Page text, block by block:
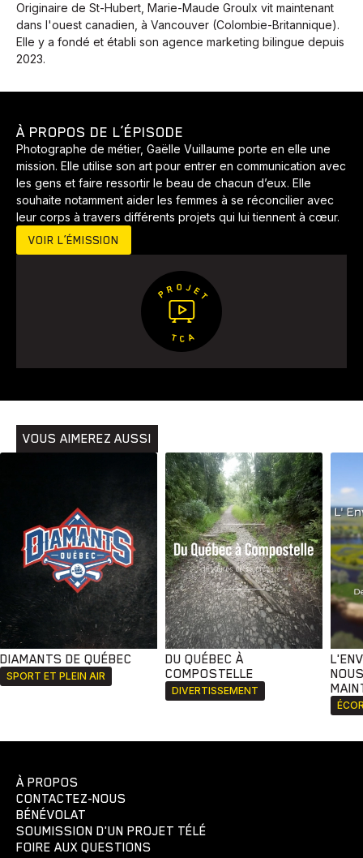
Voyage Yoga
Originaire de St-Hubert, Marie-Maude Groulx vit maintenant
dans l'ouest canadien, à Vancouver (Colombie-Britannique).
Elle y a fondé et établi son agence marketing bilingue depuis
2023.
À PROPOS DE L’ÉPISODE
Photographe de métier, Gaëlle Vuillaume porte en elle une
mission. Elle utilise son art pour entrer en communication avec
les gens et faire ressortir le beau de chacun d’eux. Elle
souhaite notamment aider les femmes à se réconcilier avec
leur corps à travers différents projets qui lui tiennent à cœur.
VOIR L’ÉMISSION
VOUS AIMEREZ AUSSI
DIAMANTS DE QUÉBEC
SPORT ET PLEIN AIR
DU QUÉBEC À
COMPOSTELLE
DIVERTISSEMENT
À PROPOS
CONTACTEZ-NOUS
BÉNÉVOLAT
SOUMISSION D'UN PROJET TÉLÉ
FOIRE AUX QUESTIONS